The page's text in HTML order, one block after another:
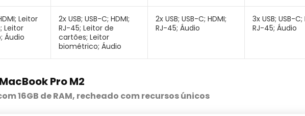
Leitor
Leitor
Áudio
2x USB; USB-C; HDMI;
RJ-45; Leitor de
cartões; Leitor
biométrico; Áudio
2x USB; USB-C; HDMI;
RJ-45; Áudio
3x USB; USB-C;
RJ-45; Áudio
Pro M2
16GB de RAM, recheado com recursos únicos